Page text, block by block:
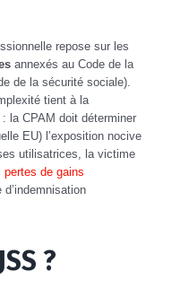
repose sur les
annexés au Code de la
de la sécurité sociale).
tient à la
la CPAM doit déterminer
EU) l’exposition nocive
utilisatrices, la victime
de gains
?